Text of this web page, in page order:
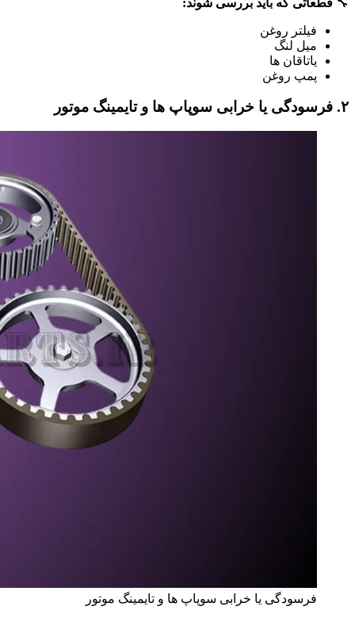
🔧 قطعاتی که باید بررسی شوند:
فیلتر روغن
میل‌ لنگ
یاتاقان‌ ها
پمپ روغن
۲. فرسودگی یا خرابی سوپاپ‌ ها و تایمینگ موتور
فرسودگی یا خرابی سوپاپ‌ ها و تایمینگ موتور